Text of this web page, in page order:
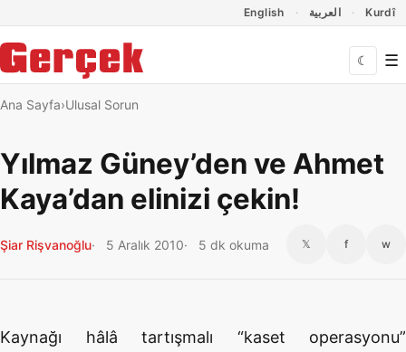
English العربية Kurdî
☾ ☰
Ana Sayfa Ulusal Sorun
Yılmaz Güney’den ve Ahmet
Kaya’dan elinizi çekin!
Şiar Rişvanoğlu 5 Aralık 2010 5 dk okuma 𝕏 f w
Kaynağı hâlâ tartışmalı “kaset operasyonu”